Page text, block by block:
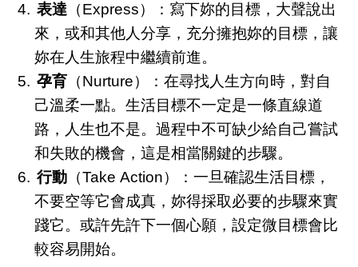
表達 （Express）：寫下妳的目標，大聲說出
來，或和其他人分享，充分擁抱妳的目標，讓
妳在人生旅程中繼續前進。
孕育 （Nurture）：在尋找人生方向時，對自
己溫柔一點。生活目標不一定是一條直線道
路，人生也不是。過程中不可缺少給自己嘗試
和失敗的機會，這是相當關鍵的步驟。
行動 （Take Action）：一旦確認生活目標，
不要空等它會成真，妳得採取必要的步驟來實
踐它。或許先許下一個心願，設定微目標會比
較容易開始。